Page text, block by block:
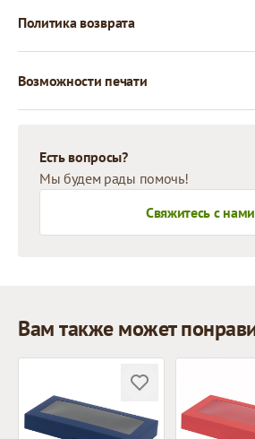
Политика возврата
Возможности печати
Есть вопросы?
Мы будем рады помочь!
Свяжитесь с нами
Вам также может